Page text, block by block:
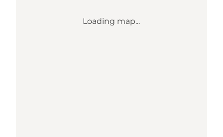
Loading map...